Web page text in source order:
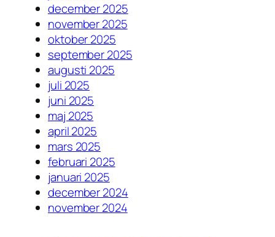
december 2025
november 2025
oktober 2025
september 2025
augusti 2025
juli 2025
juni 2025
maj 2025
april 2025
mars 2025
februari 2025
januari 2025
december 2024
november 2024